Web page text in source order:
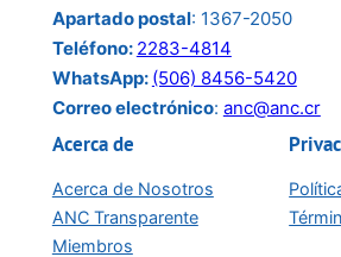
Apartado postal: 1367-2050
Teléfono: 2283-4814
WhatsApp: (506) 8456-5420
Correo electrónico: anc@anc.cr
Acerca de
Acerca de Nosotros
ANC Transparente
Miembros